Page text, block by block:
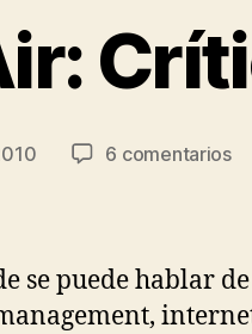
6 comentariosen
Air:
se puede hablar de